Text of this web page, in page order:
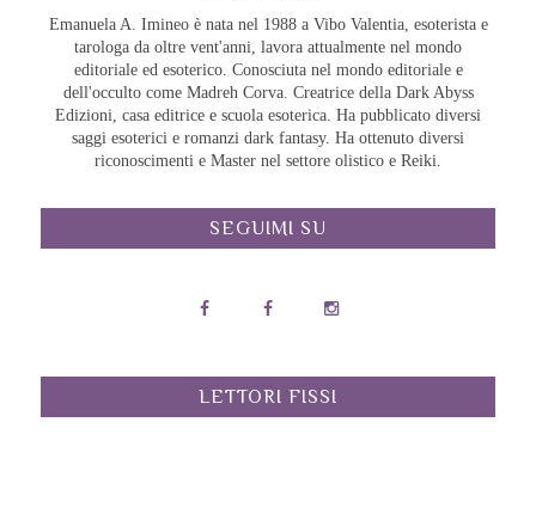
Emanuela A. Imineo è nata nel 1988 a Vibo Valentia, esoterista e
tarologa da oltre vent'anni, lavora attualmente nel mondo
editoriale ed esoterico. Conosciuta nel mondo editoriale e
dell'occulto come Madreh Corva. Creatrice della Dark Abyss
Edizioni, casa editrice e scuola esoterica. Ha pubblicato diversi
saggi esoterici e romanzi dark fantasy. Ha ottenuto diversi
riconoscimenti e Master nel settore olistico e Reiki.
SEGUIMI SU
LETTORI FISSI